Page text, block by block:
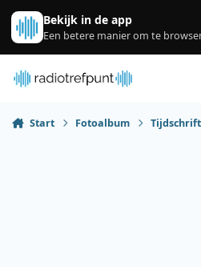
Spring naar bijdragen
Bekijk in de app
Een betere manier om te
Start Fotoalbum